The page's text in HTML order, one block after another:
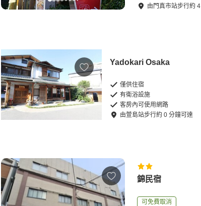
由 門真市站步行約4
Yadokari Osaka
僅供住宿
有衛浴設施
客房內可使用網路
由萱島站步行約0 分鐘可達
錦民宿
可免費取消